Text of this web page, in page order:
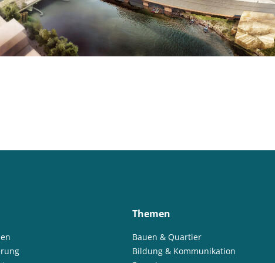
Themen
Bauen & Quartier
Bildung & Kommunikation